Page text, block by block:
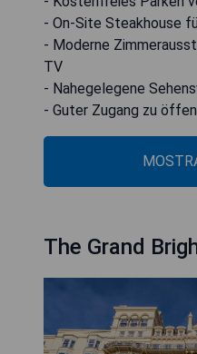
- On-Site Steakhouse
- Moderne
TV
- Nahegelegene
- Guter Zugang zu
The Grand